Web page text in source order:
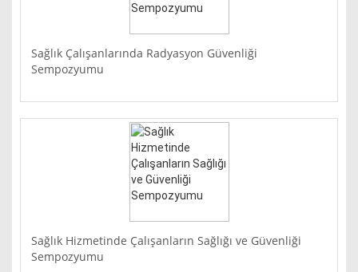
Sağlık Çalışanlarında Radyasyon Güvenliği
Sempozyumu
Sağlık Hizmetinde Çalışanların Sağlığı ve Güvenliği
Sempozyumu